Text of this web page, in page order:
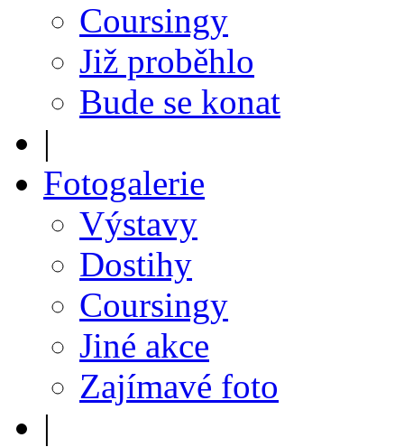
Coursingy
Již proběhlo
Bude se konat
|
Fotogalerie
Výstavy
Dostihy
Coursingy
Jiné akce
Zajímavé foto
|